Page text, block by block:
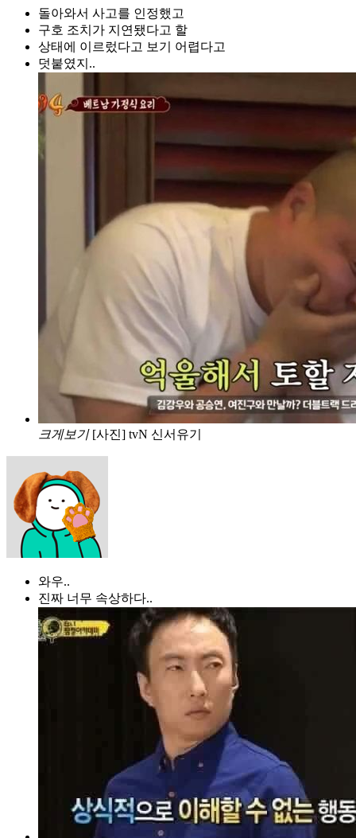
돌아와서 사고를 인정했고
구호 조치가 지연됐다고 할
상태에 이르렀다고 보기 어렵다고
덧붙였지..
크게보기 [사진] tvN 신서유기
와우..
진짜 너무 속상하다..